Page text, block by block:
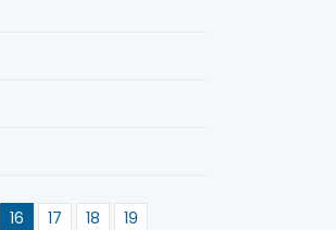
16 17 18
19